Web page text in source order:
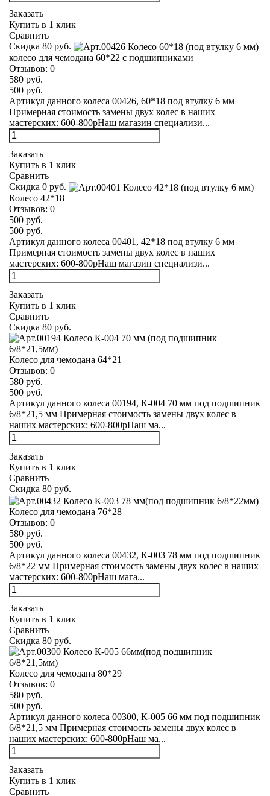
Заказать
Купить в 1 клик
Сравнить
Скидка 80 руб.
колесо для чемодана 60*22 с подшипниками
Отзывов: 0
580 руб.
500 руб.
Артикул данного колеса 00426, 60*18 под втулку 6 мм
Примерная стоимость замены двух колес в наших
мастерских: 600-800рНаш магазин специализи...
Заказать
Купить в 1 клик
Сравнить
Скидка 0 руб.
Колесо 42*18
Отзывов: 0
500 руб.
500 руб.
Артикул данного колеса 00401, 42*18 под втулку 6 мм
Примерная стоимость замены двух колес в наших
мастерских: 600-800рНаш магазин специализи...
Заказать
Купить в 1 клик
Сравнить
Скидка 80 руб.
Колесо для чемодана 64*21
Отзывов: 0
580 руб.
500 руб.
Артикул данного колеса 00194, К-004 70 мм под подшипник
6/8*21,5 мм Примерная стоимость замены двух колес в
наших мастерских: 600-800рНаш ма...
Заказать
Купить в 1 клик
Сравнить
Скидка 80 руб.
Колесо для чемодана 76*28
Отзывов: 0
580 руб.
500 руб.
Артикул данного колеса 00432, К-003 78 мм под подшипник
6/8*22 мм Примерная стоимость замены двух колес в наших
мастерских: 600-800рНаш мага...
Заказать
Купить в 1 клик
Сравнить
Скидка 80 руб.
Колесо для чемодана 80*29
Отзывов: 0
580 руб.
500 руб.
Артикул данного колеса 00300, К-005 66 мм под подшипник
6/8*21,5 мм Примерная стоимость замены двух колес в
наших мастерских: 600-800рНаш ма...
Заказать
Купить в 1 клик
Сравнить